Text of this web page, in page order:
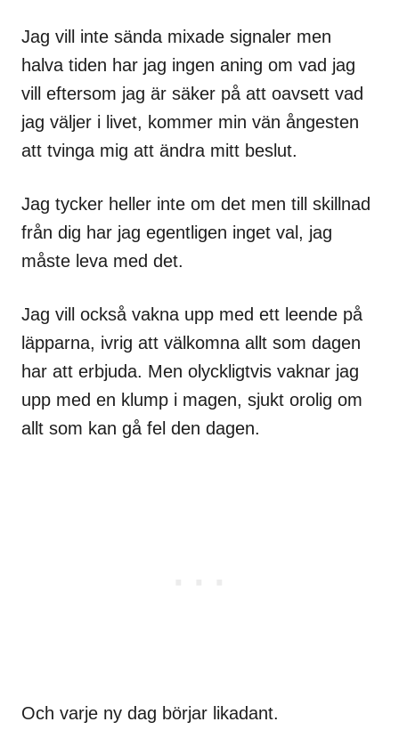
Jag vill inte sända mixade signaler men
halva tiden har jag ingen aning om vad jag
vill eftersom jag är säker på att oavsett vad
jag väljer i livet, kommer min vän ångesten
att tvinga mig att ändra mitt beslut.
Jag tycker heller inte om det men till skillnad
från dig har jag egentligen inget val, jag
måste leva med det.
Jag vill också vakna upp med ett leende på
läpparna, ivrig att välkomna allt som dagen
har att erbjuda. Men olyckligtvis vaknar jag
upp med en klump i magen, sjukt orolig om
allt som kan gå fel den dagen.
Och varje ny dag börjar likadant.